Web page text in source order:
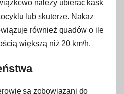
należy ubierać kask
lub skuterze. Nakaz
również quadów o ile
większą niż 20 km/h.
są zobowiązani do